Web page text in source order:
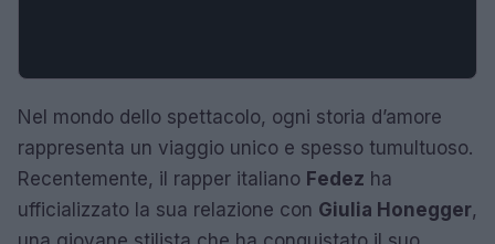
Nel mondo dello spettacolo, ogni storia d’amore
rappresenta un viaggio unico e spesso tumultuoso.
Recentemente, il rapper italiano Fedez ha
ufficializzato la sua relazione con Giulia Honegger,